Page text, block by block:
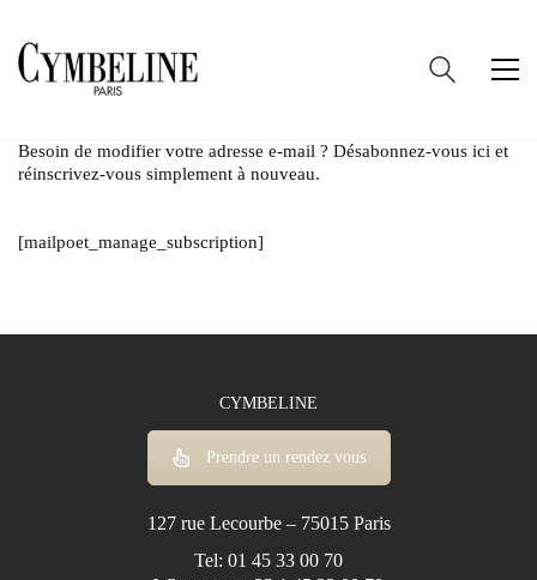
Besoin de modifier votre adresse e-mail ? Désabonnez-vous ici et
réinscrivez-vous simplement à nouveau.
[mailpoet_manage_subscription]
CYMBELINE
Prendre un rendez vous
127 rue Lecourbe – 75015 Paris
Tel: 01 45 33 00 70